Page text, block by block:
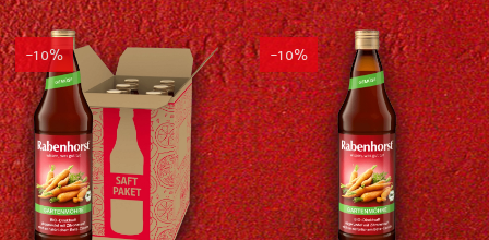
-10% -10%